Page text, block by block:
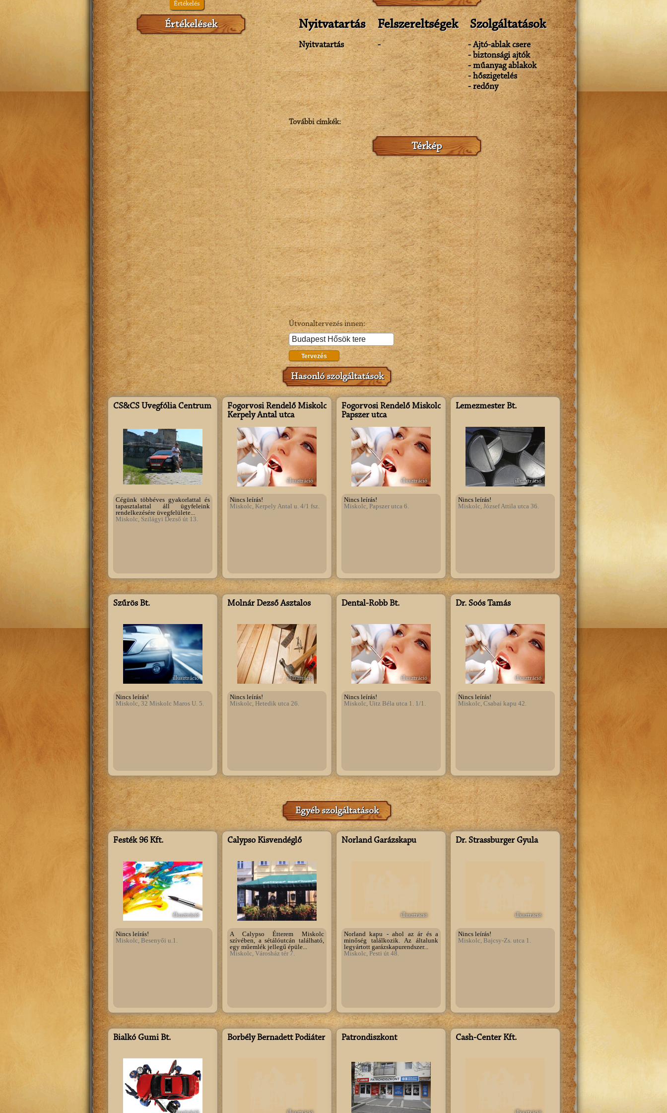
Értékelés
Értékelések Nyitvatartás
Nyitvatartás
Felszereltségek
-
Szolgáltatások
- Ajtó-ablak csere
- biztonsági ajtók
- műanyag ablakok
- hőszigetelés
- redőny
További címkék:
Térkép
Útvonaltervezés innen:
Tervezés
Hasonló szolgáltatások
CS&CS Üvegfólia Centrum
Cégünk többéves gyakorlattal és
tapasztalattal áll ügyfeleink
rendelkezésére üvegfelülete...
Miskolc, Szilágyi Dezső út 13.
Fogorvosi Rendelő Miskolc
Kerpely Antal utca
illusztráció
Nincs leírás!
Miskolc, Kerpely Antal u. 4/1 fsz.
Fogorvosi Rendelő Miskolc
Papszer utca
illusztráció
Nincs leírás!
Miskolc, Papszer utca 6.
Lemezmester Bt.
illusztráció
Nincs leírás!
Miskolc, József Attila utca 36.
Szűrös Bt.
illusztráció
Nincs leírás!
Miskolc, 32 Miskolc Maros U. 5.
Molnár Dezső Asztalos
illusztráció
Nincs leírás!
Miskolc, Hetedik utca 26.
Dental-Robb Bt.
illusztráció
Nincs leírás!
Miskolc, Uitz Béla utca 1. 1/1.
Dr. Soós Tamás
illusztráció
Nincs leírás!
Miskolc, Csabai kapu 42.
Egyéb szolgáltatások
Festék 96 Kft.
illusztráció
Nincs leírás!
Miskolc, Besenyői u.1.
Calypso Kisvendéglő
A Calypso Étterem Miskolc
szívében, a sétálóutcán található,
egy műemlék jellegű épüle...
Miskolc, Városház tér 7.
Norland Garázskapu
illusztráció
Norland kapu - ahol az ár és a
minőség találkozik. Az általunk
legyártott garázskapurendszer...
Miskolc, Pesti út 48.
Dr. Strassburger Gyula
illusztráció
Nincs leírás!
Miskolc, Bajcsy-Zs. utca 1.
Bialkó Gumi Bt. Borbély Bernadett Podiáter Patrondiszkont Cash-Center Kft.